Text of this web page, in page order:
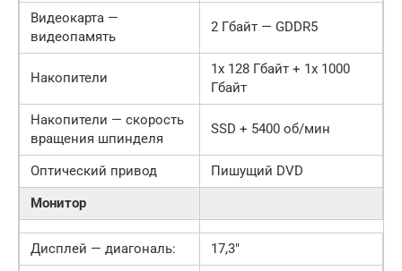
Видеокарта —
видеопамять
2 Гбайт — GDDR5
Накопители
1x 128 Гбайт + 1x 1000
Гбайт
Накопители — скорость
вращения шпинделя
SSD + 5400 об/мин
Оптический привод
Пишущий DVD
Монитор
Дисплей — диагональ:
17,3″